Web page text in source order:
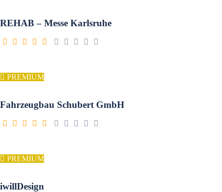
REHAB – Messe Karlsruhe
PREMIUM
Fahrzeugbau Schubert GmbH
PREMIUM
iwillDesign